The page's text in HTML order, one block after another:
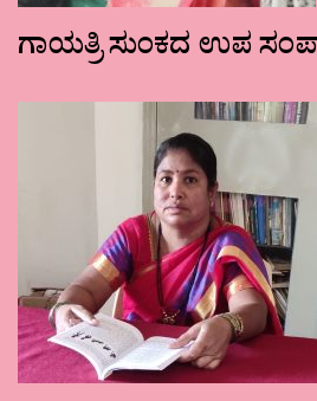
ಗಾಯತ್ರಿ ಸುಂಕದ ಉಪ